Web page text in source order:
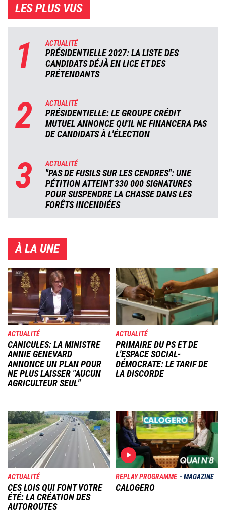
LES PLUS VUS
1 ACTUALITÉ
PRÉSIDENTIELLE 2027: LA LISTE DES
CANDIDATS DÉJÀ EN LICE ET DES
PRÉTENDANTS
2 ACTUALITÉ
PRÉSIDENTIELLE: LE GROUPE CRÉDIT
MUTUEL ANNONCE QU'IL NE FINANCERA PAS
DE CANDIDATS À L'ÉLECTION
3 ACTUALITÉ
"PAS DE FUSILS SUR LES CENDRES": UNE
PÉTITION ATTEINT 330 000 SIGNATURES
POUR SUSPENDRE LA CHASSE DANS LES
FORÊTS INCENDIÉES
À LA UNE
Image
ACTUALITÉ
CANICULES: LA MINISTRE
ANNIE GENEVARD
ANNONCE UN PLAN POUR
NE PLUS LAISSER "AUCUN
AGRICULTEUR SEUL"
Image
ACTUALITÉ
PRIMAIRE DU PS ET DE
L'ESPACE SOCIAL-
DÉMOCRATE: LE TARIF DE
LA DISCORDE
Image
ACTUALITÉ
CES LOIS QUI FONT VOTRE
ÉTÉ: LA CRÉATION DES
AUTOROUTES
Image
REPLAY PROGRAMME MAGAZINE
CALOGERO